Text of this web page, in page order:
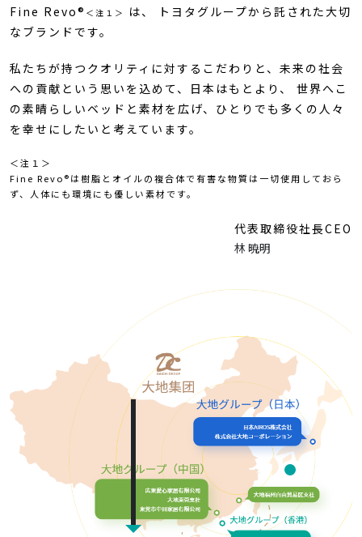
Fine Revo® ＜注１＞
は、 トヨタグループから託された大切
なブランドです。
私たちが持つクオリティに対するこだわりと、未来の社会
への貢献という思いを込めて、日本はもとより、 世界へこ
の素晴らしいベッドと素材を広げ、ひとりでも多くの人々
を幸せにしたいと考えています。
＜注１＞
Fine Revo®は樹脂とオイルの複合体で有害な物質は一切使用しておら
ず、人体にも環境にも優しい素材です。
代表取締役社長CEO
林 暁明